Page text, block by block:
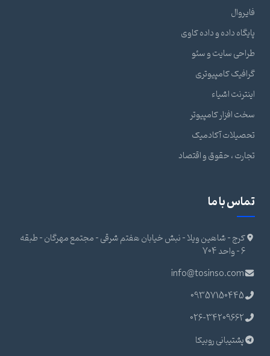
فایروال
پایگاه داده و داده کاوی
طراحی سایت و سئو
گرافیک کامپیوتری
اینترنت اشیاء
سخت افزار کامپیوتر
تحصیلات آکادمیک
تجارت ، حقوق و اقتصاد
تماس با ما
کرج - شاهین ویلا - نبش خیابان هفتم شرقی - مجتمع مهرگان - طبقه
6 - واحد 704
info@tosinso.com
09357150445
026-34209662
پشتیبانی روبیکا